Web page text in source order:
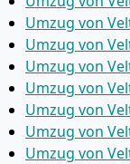
Umzug von
Umzug von
Umzug von
Umzug von
Umzug von
Umzug von
Umzug von